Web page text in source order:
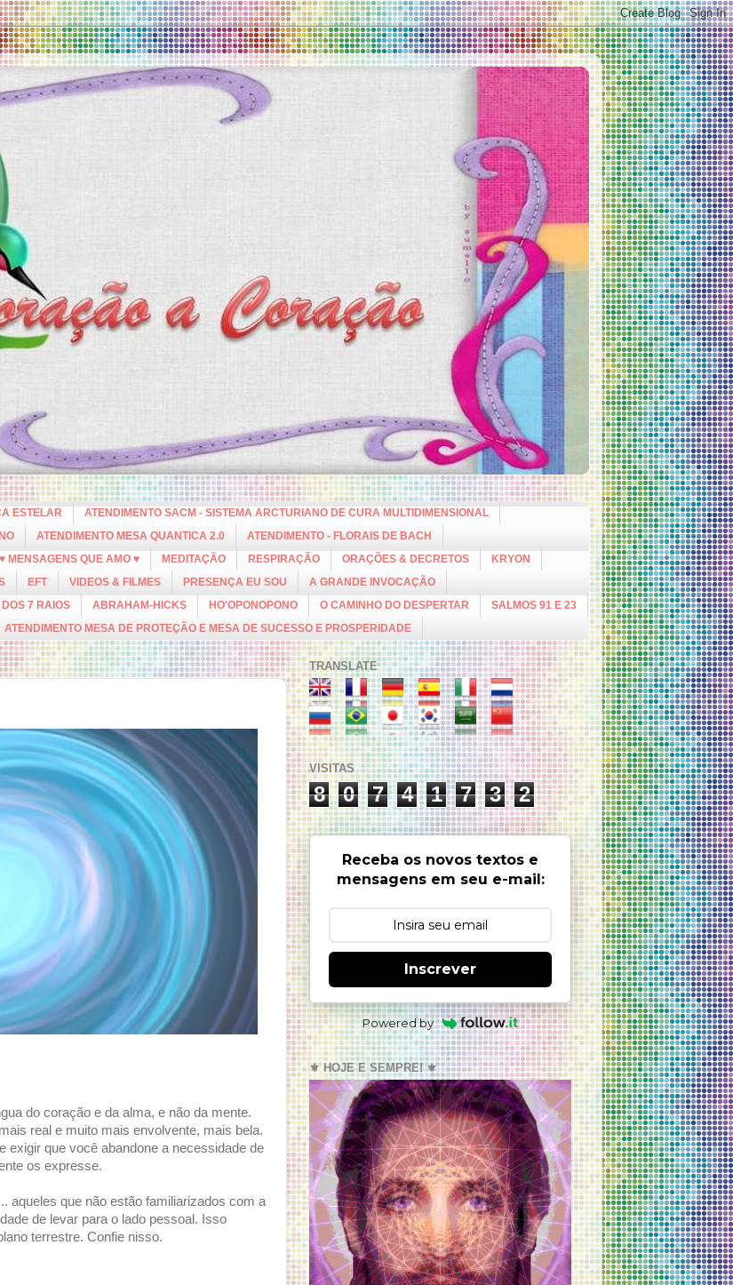
ESTELAR
ATENDIMENTO SACM - SISTEMA ARCTURIANO DE CURA MULTIDIMENSIONAL
ATENDIMENTO MESA QUANTICA 2.0
ATENDIMENTO - FLORAIS DE BACH
♥ MENSAGENS QUE AMO ♥ MEDITAÇÃO RESPIRAÇÃO ORAÇÕES & DECRETOS
KRYON
EFT VIDEOS & FILMES PRESENÇA EU SOU
A GRANDE INVOCAÇÃO
7 RAIOS ABRAHAM-HICKS HO'OPONOPONO O CAMINHO DO DESPERTAR
SALMOS 91 E 23
ATENDIMENTO MESA DE PROTEÇÃO E MESA DE SUCESSO E PROSPERIDADE
do coração e da alma, e não da mente.
real e muito mais envolvente, mais bela.
exigir que você abandone a necessidade de
os expresse.
aqueles que não estão familiarizados com a
de levar para o lado pessoal. Isso
terrestre. Confie nisso.
TRANSLATE
VISITAS
8 0 7 4 1 7 3 2
Receba os novos textos e
mensagens em seu e-mail:
Inscrever
Powered by
⚜️ HOJE E SEMPRE! ⚜️